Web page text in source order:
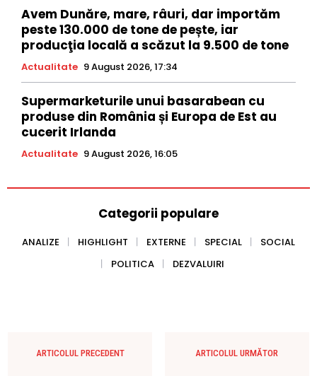
Avem Dunăre, mare, râuri, dar importăm
peste 130.000 de tone de pește, iar
producţia locală a scăzut la 9.500 de tone
Actualitate 9 August 2026, 17:34
Supermarketurile unui basarabean cu
produse din România și Europa de Est au
cucerit Irlanda
Actualitate 9 August 2026, 16:05
Categorii populare
ANALIZE HIGHLIGHT EXTERNE SPECIAL
SOCIAL
POLITICA
DEZVALUIRI
ARTICOLUL PRECEDENT ARTICOLUL URMĂTOR